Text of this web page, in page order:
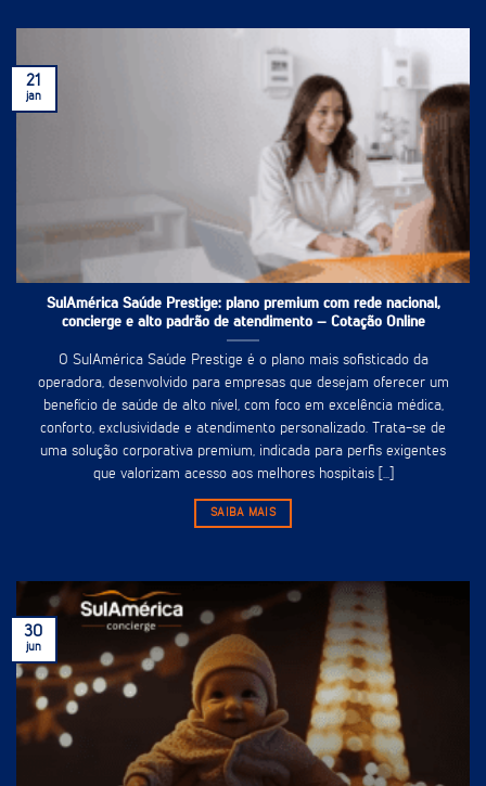
SulAmérica Saúde Prestige: plano premium com rede nacional,
concierge e alto padrão de atendimento – Cotação Online
O SulAmérica Saúde Prestige é o plano mais sofisticado da
operadora, desenvolvido para empresas que desejam oferecer um
benefício de saúde de alto nível, com foco em excelência médica,
conforto, exclusividade e atendimento personalizado. Trata-se de
uma solução corporativa premium, indicada para perfis exigentes
que valorizam acesso aos melhores hospitais [...]
SAIBA MAIS
21
jan
30
jun